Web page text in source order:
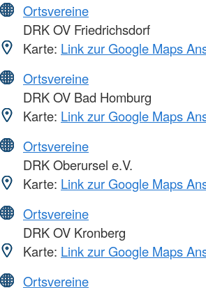
Ortsvereine
DRK OV Friedrichsdorf
Karte: Link zur Google Maps
Ortsvereine
DRK OV Bad Homburg
Karte: Link zur Google Maps
Ortsvereine
DRK Oberursel e.V.
Karte: Link zur Google Maps
Ortsvereine
DRK OV Kronberg
Karte: Link zur Google Maps
Ortsvereine